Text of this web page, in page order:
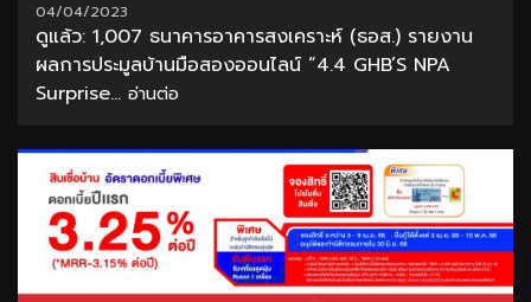
04/04/2023
ดูแล้ว: 1,007 ธนาคารอาคารสงเคราะห์ (ธอส.) รายงาน
ผลการประมูลบ้านมือสองออนไลน์ “4.4 GHB’S NPA
Surprise... อ่านต่อ